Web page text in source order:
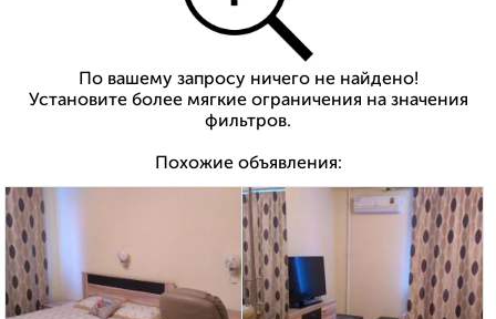
По вашему запросу ничего не найдено!
Установите более мягкие ограничения на значения
фильтров.
Похожие объявления: